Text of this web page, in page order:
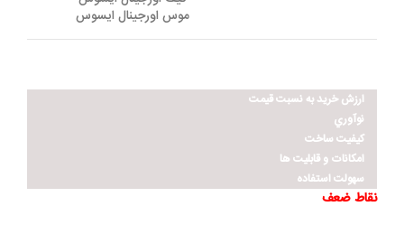
موس اورجینال ایسوس
ارزش خريد به نسبت قيمت
نوآوري
کيفيت ساخت
امکانات و قابليت ها
سهولت استفاده
نقاط ضعف